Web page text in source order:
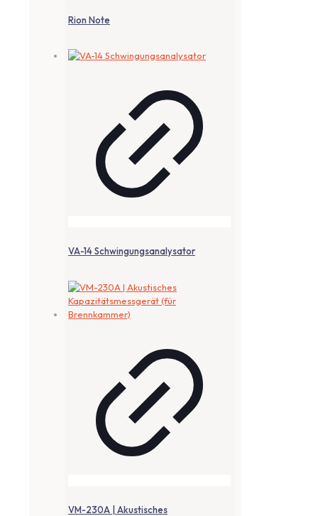
Rion Note
VA-14 Schwingungsanalysator
VM-230A | Akustisches